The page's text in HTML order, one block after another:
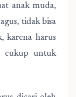
anak muda,
tidak bisa
karena harus
cukup untuk